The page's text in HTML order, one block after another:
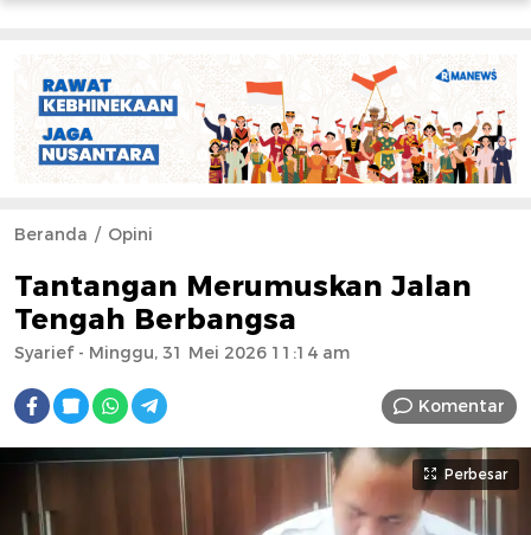
Beranda Opini
Tantangan Merumuskan Jalan
Tengah Berbangsa
Syarief- Minggu, 31 Mei 2026 11:14 am
Komentar
Perbesar